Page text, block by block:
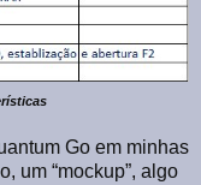
Go em minhas
um “mockup”, algo